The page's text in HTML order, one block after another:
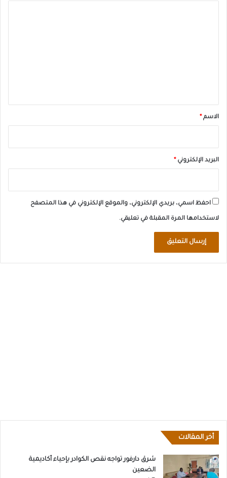
*الاسم *
البريد الإلكتروني *
احفظ اسمي، بريدي الإلكتروني، والموقع الإلكتروني في هذا المتصفح
لاستخدامها المرة المقبلة في تعليقي.
أخر المقالات
شرق دارفور تواجه نقص الكوادر بإحياء أكاديمية
الضعين